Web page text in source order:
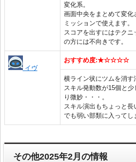
変化系。
画面中央をまとめて変
ミッションで使えます。
スコアを出すにはテク
の方には不向きです。
イヴ
おすすめ度:★☆☆☆☆
横ライン状にツムを消す
スキル発動数が15個と
り微妙・・・。
スキル演出もちょっと
でも弱い部類に入ってし
その他2025年2月の情報